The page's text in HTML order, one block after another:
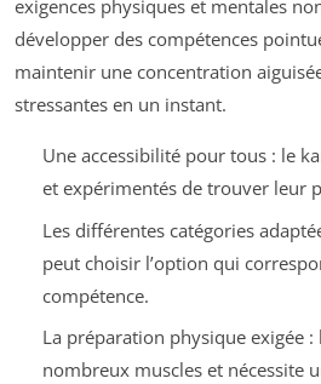
exigences physiques et mentales
développer des compétences
maintenir une concentration
stressantes en un instant.
Une accessibilité pour tous : le
et expérimentés de trouver leur
Les différentes catégories
peut choisir l’option qui
compétence.
La préparation physique exigée
nombreux muscles et nécessite